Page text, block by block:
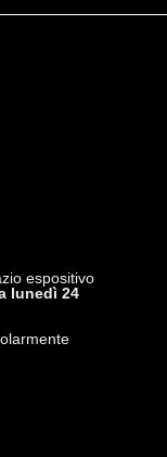
espositivo
lunedì 24